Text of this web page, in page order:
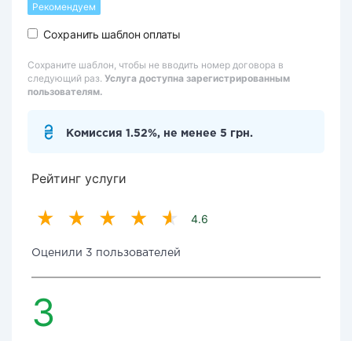
Рекомендуем
Сохранить шаблон оплаты
Сохраните шаблон, чтобы не вводить номер договора в
следующий раз. Услуга доступна зарегистрированным
пользователям.
Комиссия 1.52%, не менее 5 грн.
Рейтинг услуги
4.6
Оценили 3 пользователей
3